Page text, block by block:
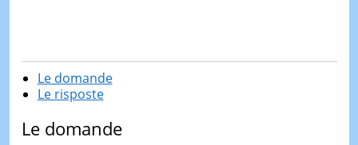
Le domande
Le risposte
Le domande